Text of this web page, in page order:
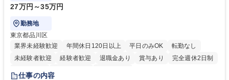
27万円～35万円
勤務地
東京都品川区
業界未経験歓迎
年間休日120日以上 平日のみOK
転勤なし
未経験者歓迎
経験者歓迎 退職金あり 賞与あり
完全週休2日制
交通費支給
仕事の内容